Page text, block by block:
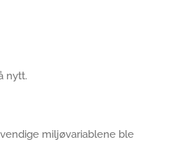
nytt.
miljøvariablene ble